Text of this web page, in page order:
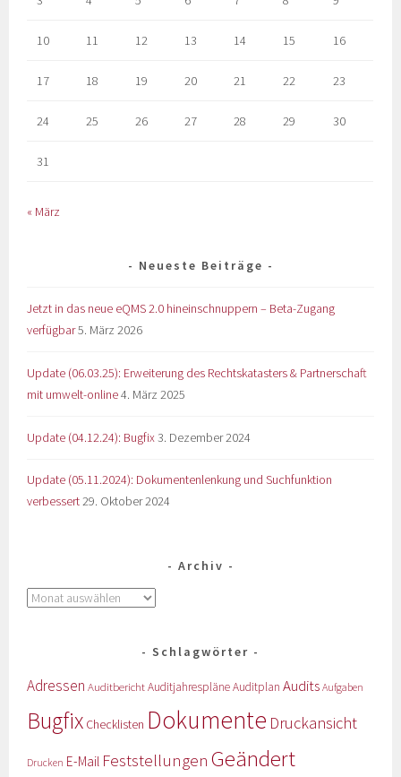
10 11 12 13 14 15 16
17 18 19 20 21 22 23
24 25 26 27 28 29 30
31
« März
Neueste Beiträge
Jetzt in das neue eQMS 2.0 hineinschnuppern – Beta-Zugang
verfügbar5. März 2026
Update (06.03.25): Erweiterung des Rechtskatasters & Partnerschaft
mit umwelt-online4. März 2025
Update (04.12.24): Bugfix 3. Dezember 2024
Update (05.11.2024): Dokumentenlenkung und Suchfunktion
verbessert29. Oktober 2024
Archiv
Schlagwörter
Adressen AuditberichtAuditjahrespläneAuditplan Audits Aufgaben
Bugfix Checklisten Dokumente Druckansicht
Drucken E-Mail Feststellungen Geändert